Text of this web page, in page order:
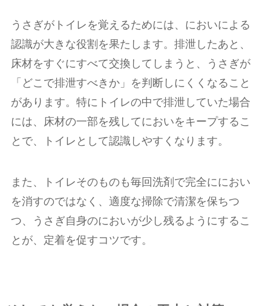
うさぎがトイレを覚えるためには、においによる
認識が大きな役割を果たします。排泄したあと、
床材をすぐにすべて交換してしまうと、うさぎが
「どこで排泄すべきか」を判断しにくくなること
があります。特にトイレの中で排泄していた場合
には、床材の一部を残してにおいをキープするこ
とで、トイレとして認識しやすくなります。
また、トイレそのものも毎回洗剤で完全ににおい
を消すのではなく、適度な掃除で清潔を保ちつ
つ、うさぎ自身のにおいが少し残るようにするこ
とが、定着を促すコツです。